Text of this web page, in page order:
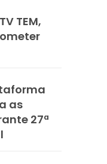
TEM,
as
27ª